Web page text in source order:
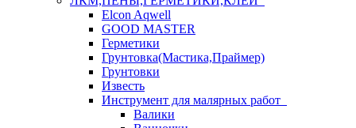
Elcon Aqwell
GOOD MASTER
Герметики
Грунтовка(Мастика,Праймер)
Грунтовки
Известь
Инструмент для малярных работ
Валики